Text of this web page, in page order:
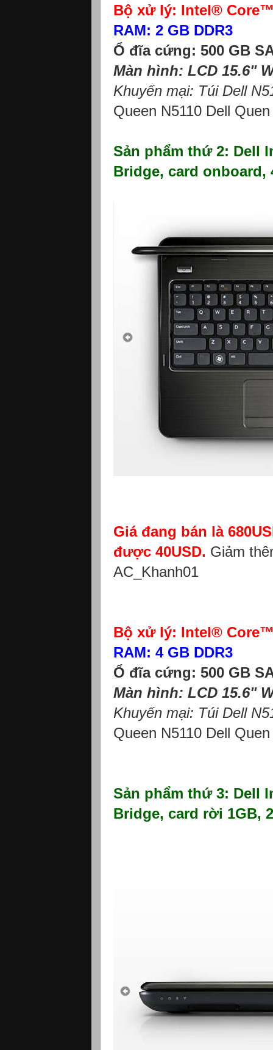
Bộ xử lý: Intel® Core™
RAM: 2 GB DDR3
Ổ đĩa cứng: 500 GB
Màn hình: LCD 15.6"
Khuyến mại: Túi Dell
Queen N5110 Dell
Sản phẩm thứ 2: Dell
Bridge, card onboard,
Giá đang bán là
được 40USD. Giảm
AC_Khanh01
Bộ xử lý: Intel® Core™
RAM: 4 GB DDR3
Ổ đĩa cứng: 500 GB
Màn hình: LCD 15.6"
Khuyến mại: Túi Dell
Queen N5110 Dell
Sản phẩm thứ 3: Dell
Bridge, card rời 1GB,